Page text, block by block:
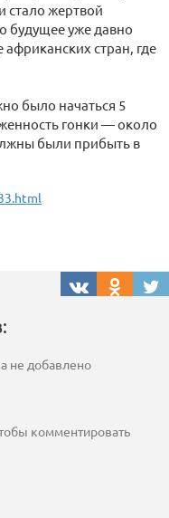
стало жертвой
будущее уже давно
стран, где
было начаться 5
гонки — около
были прибыть в
не добавлено
комментировать